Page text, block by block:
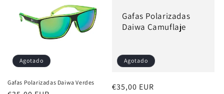
n
:
Agotado
Gafas Polarizadas Daiwa Verdes
Gafas Polarizadas
Daiwa Camuflaje
Agotado
Precio
€35,00 EUR